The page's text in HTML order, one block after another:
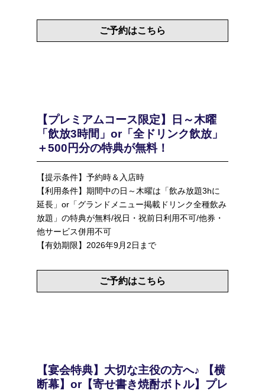
ご予約はこちら
【プレミアムコース限定】日～木曜
「飲放3時間」or「全ドリンク飲放」
＋500円分の特典が無料！
【提示条件】予約時＆入店時
【利用条件】期間中の日～木曜は「飲み放題3hに
延長」or「グランドメニュー掲載ドリンク全種飲み
放題」の特典が無料/祝日・祝前日利用不可/他券・
他サービス併用不可
【有効期限】2026年9月2日まで
ご予約はこちら
【宴会特典】大切な主役の方へ♪ 【横
断幕】or【寄せ書き焼酎ボトル】プレ